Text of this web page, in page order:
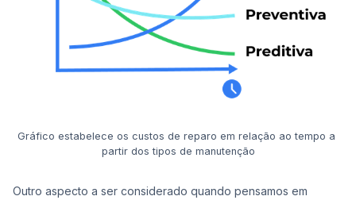
Gráfico estabelece os custos de reparo em relação ao tempo a
partir dos tipos de manutenção
Outro aspecto a ser considerado quando pensamos em